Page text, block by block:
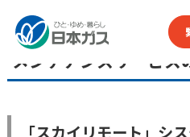
業務用・産業用のお客さまTOP メンテナ
メンテナンスサービス
「スカイリモート」シ